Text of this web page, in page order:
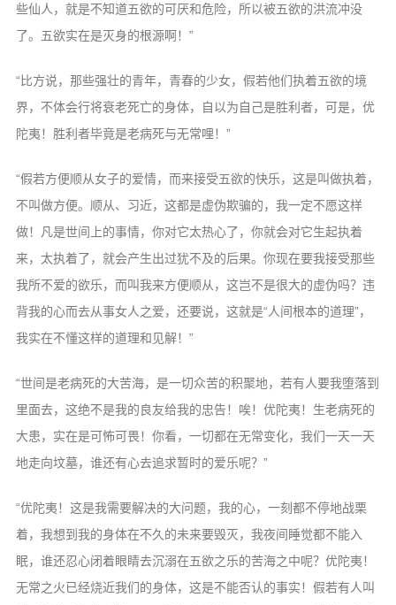
些仙人，就是不知道五欲的可厌和危险，所以被五欲的洪流冲没
了。五欲实在是灭身的根源啊！”
“比方说，那些强壮的青年，青春的少女，假若他们执着五欲的境
界，不体会行将衰老死亡的身体，自以为自己是胜利者，可是，优
陀夷！胜利者毕竟是老病死与无常哩！”
“假若方便顺从女子的爱情，而来接受五欲的快乐，这是叫做执着，
不叫做方便。顺从、习近，这都是虚伪欺骗的，我一定不愿这样
做！凡是世间上的事情，你对它太热心了，你就会对它生起执着
来，太执着了，就会产生出过犹不及的后果。你现在要我接受那些
我所不爱的欲乐，而叫我来方便顺从，这岂不是很大的虚伪吗？违
背我的心而去从事女人之爱，还要说，这就是“人间根本的道理”，
我实在不懂这样的道理和见解！”
“世间是老病死的大苦海，是一切众苦的积聚地，若有人要我堕落到
里面去，这绝不是我的良友给我的忠告！唉！优陀夷！生老病死的
大患，实在是可怖可畏！你看，一切都在无常变化，我们一天一天
地走向坟墓，谁还有心去追求暂时的爱乐呢？”
“优陀夷！这是我需要解决的大问题，我的心，一刻都不停地战栗
着，我想到我的身体在不久的未来要毁灭，我夜间睡觉都不能入
眠，谁还忍心闭着眼睛去沉溺在五欲之乐的苦海之中呢？优陀夷！
无常之火已经烧近我们的身体，这是不能否认的事实！假若有人叫